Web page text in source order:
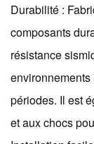
Durabilité :
composants
résistance
périodes. Il est
et aux chocs